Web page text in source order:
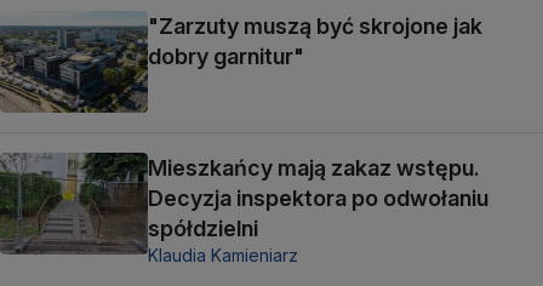
"Zarzuty muszą być skrojone jak
dobry garnitur"
Mieszkańcy mają zakaz wstępu.
Decyzja inspektora po odwołaniu
spółdzielni
Klaudia Kamieniarz